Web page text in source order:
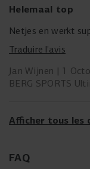
Helemaal top
Netjes en werkt
Traduire l’avis
Jan Wijnen
1
BERG SPORTS
Afficher tous les
FAQ